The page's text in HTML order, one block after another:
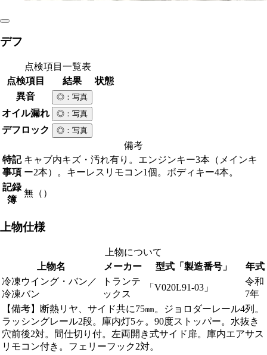
デフ
点検項目一覧表
点検項目
結果
状態
異音
◎ ：写真
オイル漏れ ◎ ：写真
デフロック ◎ ：写真
備考
特記
事項
キャブ内キズ・汚れ有り。エンジンキー3本（メインキ
ー2本）。キーレスリモコン1個。ボディキー4本。
記録
簿
無（）
上物仕様
上物について
上物名
メーカー 型式「製造番号」
年式
冷凍ウイング・バン／
冷凍バン
トランテ
ックス
「V020L91-03」
令和
7年
【備考】断熱リヤ、サイド共に75㎜。ジョロダーレール4列。
ラッシングレール2段。庫内灯5ヶ。90度ストッパー。水抜き
穴前後2対。間仕切り付。左両開き式サイド扉。庫内エアサス
リモコン付き。フェリーフック2対。